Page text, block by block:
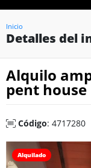
Inicio
Detalles del
Alquilo
pent house
Código: 4717280
Alquilado